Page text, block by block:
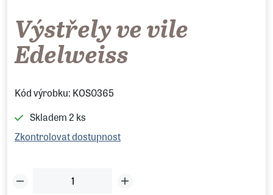
Výstřely ve vile
Edelweiss
Kód výrobku: KOS0365
Skladem 2 ks
Zkontrolovat dostupnost